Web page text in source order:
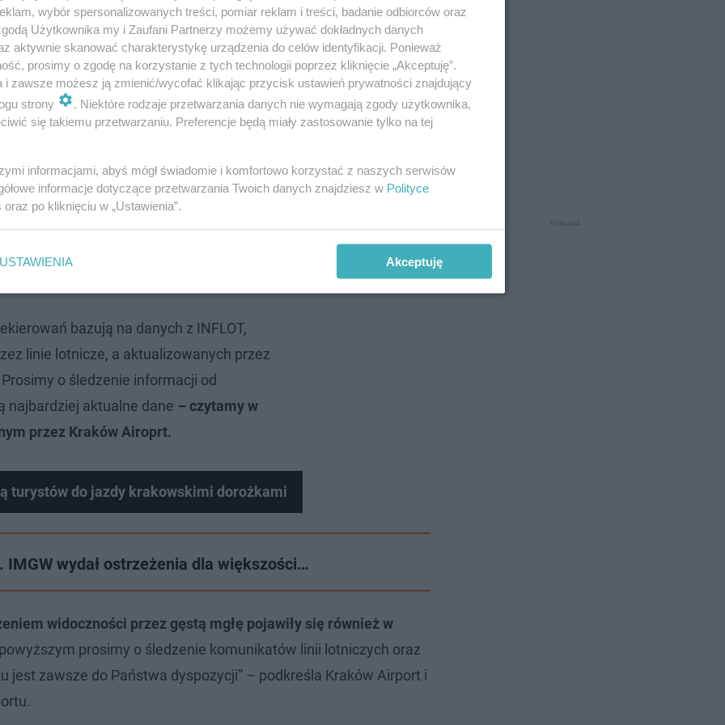
Pasażerowie muszą uzbroić się w cierpliwość
Od godzin wieczornych w poniedziałek, 24 lutego 2025 roku, jak
Vince, rzeczniczka prasowa Kraków Airport, loty są
We wtorek, 25 lutego, dwa samoloty skorzystały z
w Balicach.
bazują na danych z INFLOT,
linie lotnicze, a aktualizowanych przez
o śledzenie informacji od
najbardziej aktualne dane – czytamy w
przez Kraków Airoprt.
turystów do jazdy krakowskimi dorożkami
IMGW wydał ostrzeżenia dla większości…
widoczności przez gęstą mgłę pojawiły się również w
prosimy o śledzenie komunikatów linii lotniczych oraz
jest zawsze do Państwa dyspozycji” – podkreśla Kraków Airport i
wybór spersonalizowanych treści, pomiar reklam i treści, badanie odbiorców oraz
Użytkownika my i Zaufani Partnerzy możemy używać dokładnych danych
aktywnie skanować charakterystykę urządzenia do celów identyfikacji. Ponieważ
prosimy o zgodę na korzystanie z tych technologii poprzez kliknięcie „Akceptuję”.
i zawsze możesz ją zmienić/wycofać klikając przycisk ustawień prywatności znajdujący
strony
. Niektóre rodzaje przetwarzania danych nie wymagają zgody użytkownika,
się takiemu przetwarzaniu. Preferencje będą miały zastosowanie tylko na tej
informacjami, abyś mógł świadomie i komfortowo korzystać z naszych serwisów
informacje dotyczące przetwarzania Twoich danych znajdziesz w Polityce
oraz po kliknięciu w „Ustawienia”.
USTAWIENIA Akceptuję